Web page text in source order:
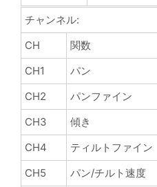
チャンネル:
CH
関数
CH1
パン
CH2
パンファイン
CH3
傾き
CH4
ティルトファイン
CH5
パン/チルト速度